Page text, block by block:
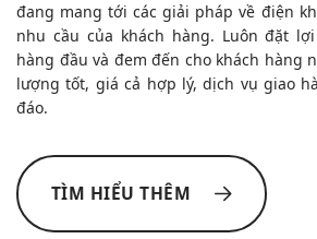
đang mang tới các giải pháp về điện
nhu cầu của khách hàng. Luôn đặt
hàng đầu và đem đến cho khách hàng
lượng tốt, giá cả hợp lý, dịch vụ giao
đáo.
TÌM HIỂU THÊM